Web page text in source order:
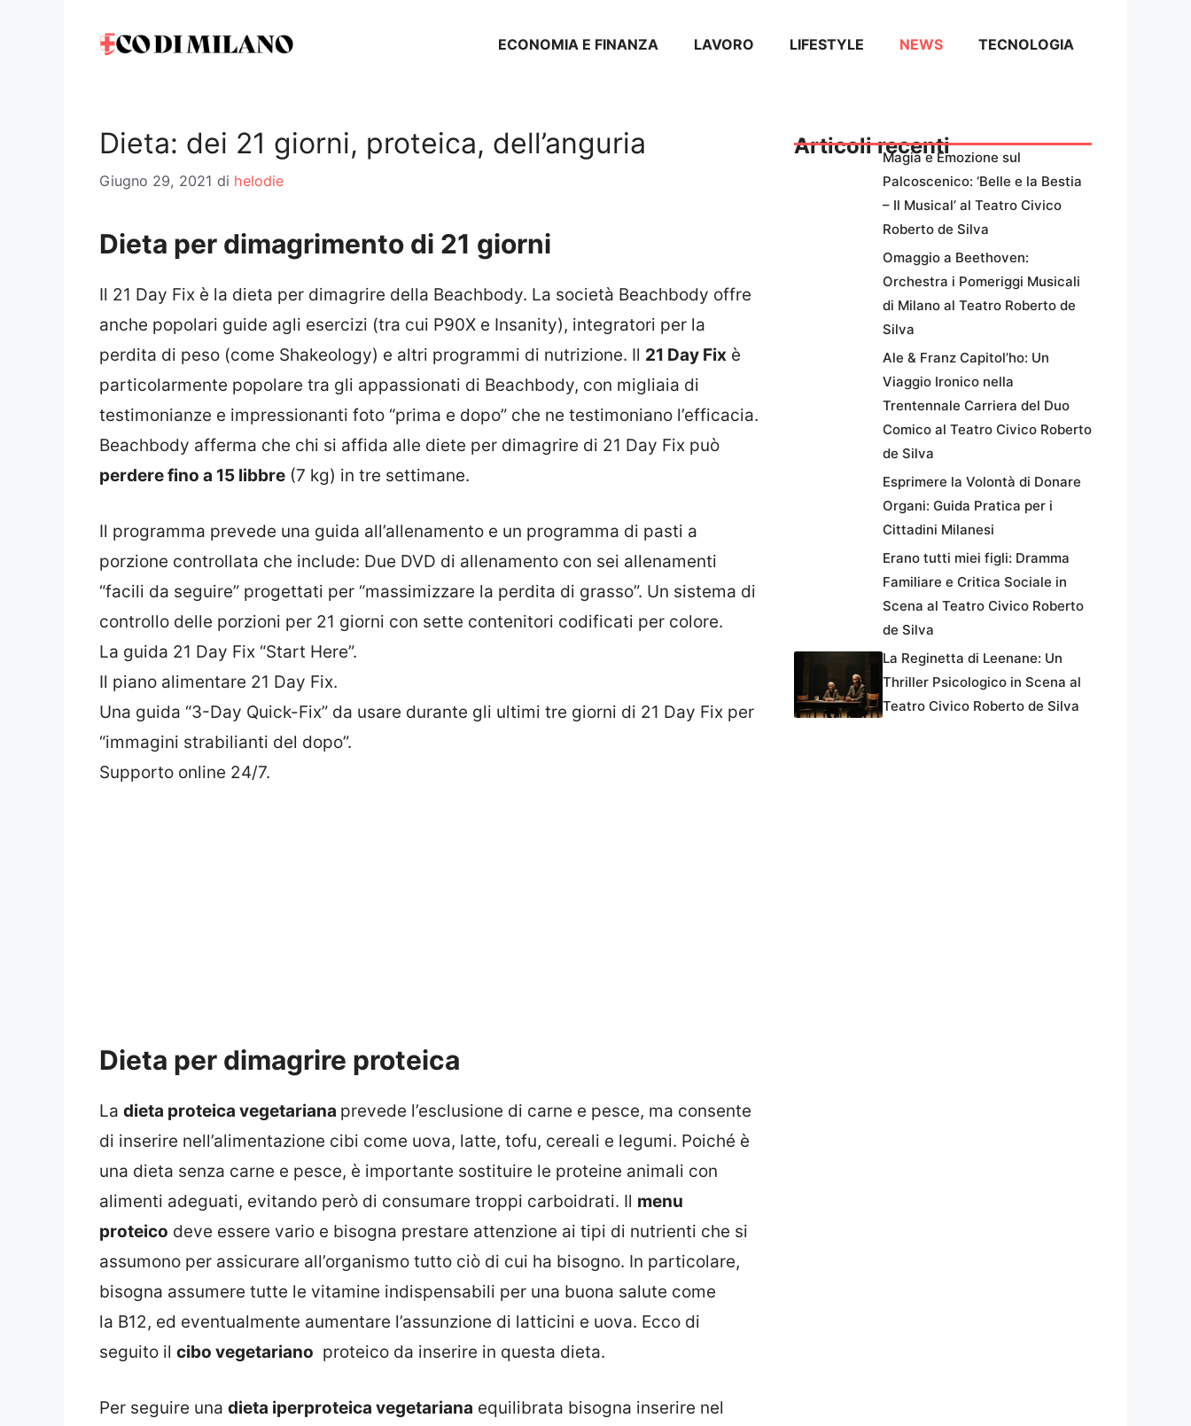
ECONOMIA E FINANZA LAVORO LIFESTYLE NEWS TECNOLOGIA
Dieta: dei 21 giorni, proteica, dell’anguria
Giugno 29, 2021 di helodie
Dieta per dimagrimento di 21 giorni
Il 21 Day Fix è la dieta per dimagrire della Beachbody. La società Beachbody offre
anche popolari guide agli esercizi (tra cui P90X e Insanity), integratori per la
perdita di peso (come Shakeology) e altri programmi di nutrizione. Il 21 Day Fix è
particolarmente popolare tra gli appassionati di Beachbody, con migliaia di
testimonianze e impressionanti foto “prima e dopo” che ne testimoniano l’efficacia.
Beachbody afferma che chi si affida alle diete per dimagrire di 21 Day Fix può
perdere fino a 15 libbre (7 kg) in tre settimane.
Il programma prevede una guida all’allenamento e un programma di pasti a
porzione controllata che include: Due DVD di allenamento con sei allenamenti
“facili da seguire” progettati per “massimizzare la perdita di grasso”. Un sistema di
controllo delle porzioni per 21 giorni con sette contenitori codificati per colore.
La guida 21 Day Fix “Start Here”.
Il piano alimentare 21 Day Fix.
Una guida “3-Day Quick-Fix” da usare durante gli ultimi tre giorni di 21 Day Fix per
“immagini strabilianti del dopo”.
Supporto online 24/7.
Dieta per dimagrire proteica
La dieta proteica vegetariana prevede l’esclusione di carne e pesce, ma consente
di inserire nell’alimentazione cibi come uova, latte, tofu, cereali e legumi. Poiché è
una dieta senza carne e pesce, è importante sostituire le proteine animali con
alimenti adeguati, evitando però di consumare troppi carboidrati. Il menu
proteico deve essere vario e bisogna prestare attenzione ai tipi di nutrienti che si
assumono per assicurare all’organismo tutto ciò di cui ha bisogno. In particolare,
bisogna assumere tutte le vitamine indispensabili per una buona salute come
la B12, ed eventualmente aumentare l’assunzione di latticini e uova. Ecco di
seguito il cibo vegetariano proteico da inserire in questa dieta.
Per seguire una dieta iperproteica vegetariana equilibrata bisogna inserire nel
Articoli recentiMagia e Emozione sul
Palcoscenico: ‘Belle e la Bestia
– Il Musical’ al Teatro Civico
Roberto de Silva
Omaggio a Beethoven:
Orchestra i Pomeriggi Musicali
di Milano al Teatro Roberto de
Silva
Ale & Franz Capitol’ho: Un
Viaggio Ironico nella
Trentennale Carriera del Duo
Comico al Teatro Civico Roberto
de Silva
Esprimere la Volontà di Donare
Organi: Guida Pratica per i
Cittadini Milanesi
Erano tutti miei figli: Dramma
Familiare e Critica Sociale in
Scena al Teatro Civico Roberto
de Silva
La Reginetta di Leenane: Un
Thriller Psicologico in Scena al
Teatro Civico Roberto de Silva